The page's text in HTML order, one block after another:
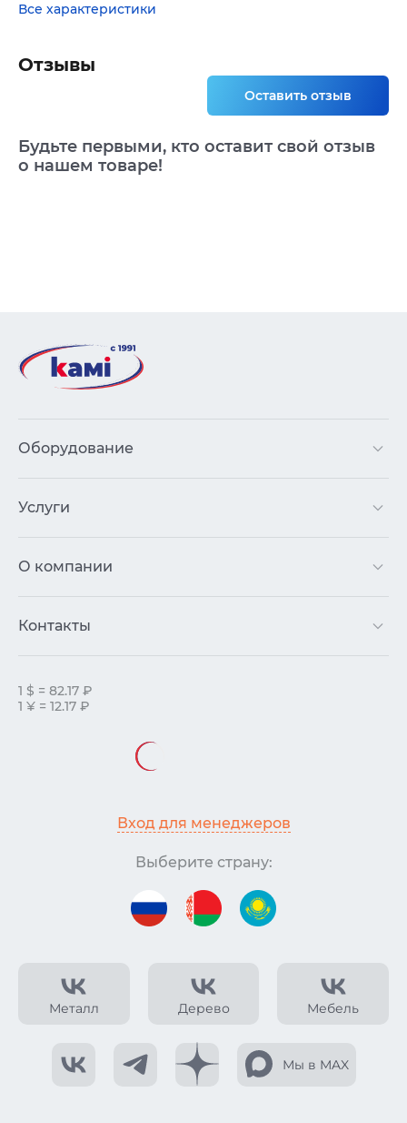
Все характеристики
Отзывы
Оставить отзыв
Будьте первыми, кто оставит свой отзыв
о нашем товаре!
Металл Дерево Мебель
Мы в MAX
Оборудование
Услуги
О компании
Контакты
1 $ = 82.17 ₽
1 ¥ = 12.17 ₽
Вход для менеджеров
Выберите страну: